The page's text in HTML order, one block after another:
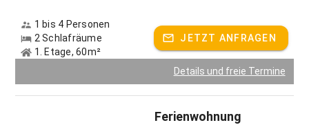
1 bis 4 Personen
2 Schlafräume
1. Etage, 60m²
JETZT ANFRAGEN
Details und freie Termine
Ferienwohnung